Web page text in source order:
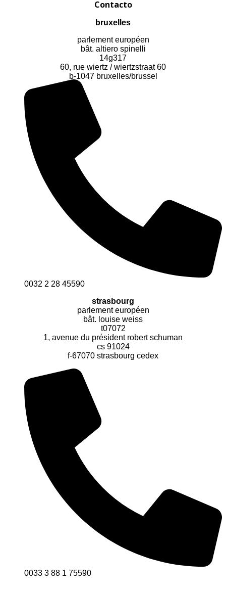
Contacto
bruxelles
parlement européen
bât. altiero spinelli
14g317
60, rue wiertz / wiertzstraat 60
b-1047 bruxelles/brussel
0032 2 28 45590
strasbourg
parlement européen
bât. louise weiss
t07072
1, avenue du président robert schuman
cs 91024
f-67070 strasbourg cedex
0033 3 88 1 75590